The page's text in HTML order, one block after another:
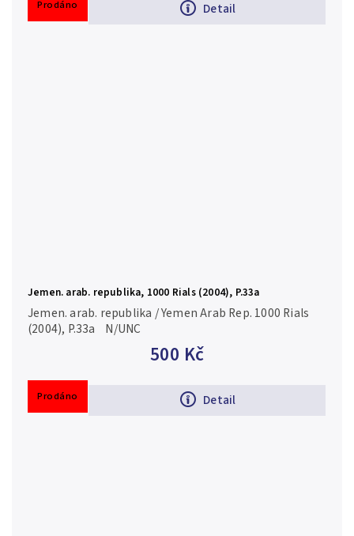
Detail
Prodáno
Jemen. arab. republika, 1000 Rials (2004), P.33a
500 Kč
Detail
Jemen. arab. republika / Yemen Arab Rep. 1000 Rials
(2004), P.33a N/UNC
Prodáno